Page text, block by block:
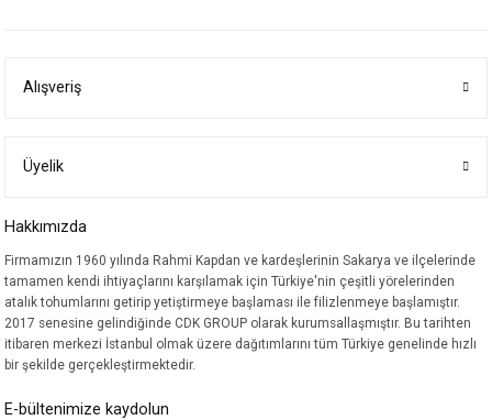
Ürün bilgilerinde hatalar bulunuyor.
Bu ürüne benzer farklı alternatifler olmalı.
Alışveriş
Üyelik
Hakkımızda
Firmamızın 1960 yılında Rahmi Kapdan ve kardeşlerinin Sakarya ve ilçelerinde
tamamen kendi ihtiyaçlarını karşılamak için Türkiye'nin çeşitli yörelerinden
atalık tohumlarını getirip yetiştirmeye başlaması ile filizlenmeye başlamıştır.
2017 senesine gelindiğinde CDK GROUP olarak kurumsallaşmıştır. Bu tarihten
itibaren merkezi İstanbul olmak üzere dağıtımlarını tüm Türkiye genelinde hızlı
bir şekilde gerçekleştirmektedir.
E-bültenimize kaydolun